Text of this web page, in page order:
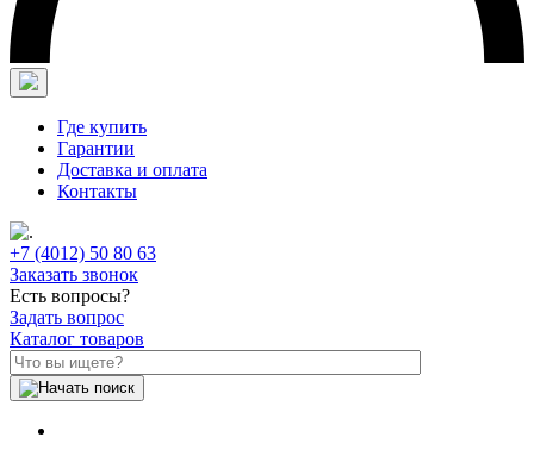
Где купить
Гарантии
Доставка и оплата
Контакты
+7 (4012) 50 80 63
Заказать звонок
Есть вопросы?
Задать вопрос
Каталог товаров